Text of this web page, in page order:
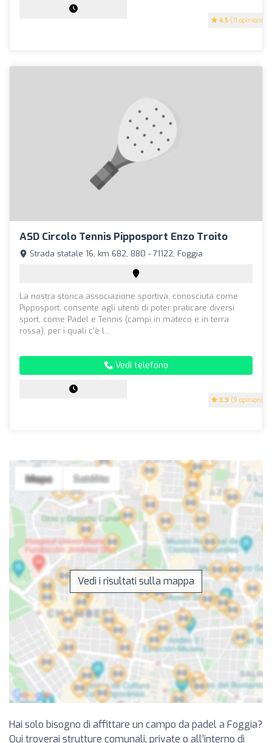
4.5 (11 opinioni)
ASD Circolo Tennis Pipposport Enzo Troito
3.9 (9 opinioni)
Strada statale 16, km 682, 880 - 71122, Foggia
La nostra storica associazione sportiva, conosciuta come
Pipposport, consente agli utenti di poter praticare diversi
sport, come Padel e Tennis (campi in mateco e in terra
rossa), per i quali c’è l...
Vedi telefono
Vedi i risultati sulla mappa
Hai solo bisogno di affittare un campo da padel a Foggia?
Qui troverai strutture comunali, private o all’interno di